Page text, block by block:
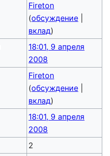
Fireton
(обсуждение
вклад)
18:01, 9 апреля
2008
Fireton
(обсуждение
вклад)
18:01, 9 апреля
2008
2